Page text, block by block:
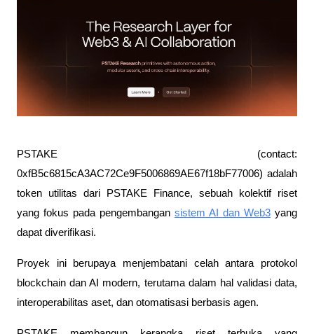
PSTAKE (contact:
0xfB5c6815cA3AC72Ce9F5006869AE67f18bF77006) adalah
token utilitas dari PSTAKE Finance, sebuah kolektif riset
yang fokus pada pengembangan sistem AI dan Web3 yang
dapat diverifikasi.
Proyek ini berupaya menjembatani celah antara protokol
blockchain dan AI modern, terutama dalam hal validasi data,
interoperabilitas aset, dan otomatisasi berbasis agen.